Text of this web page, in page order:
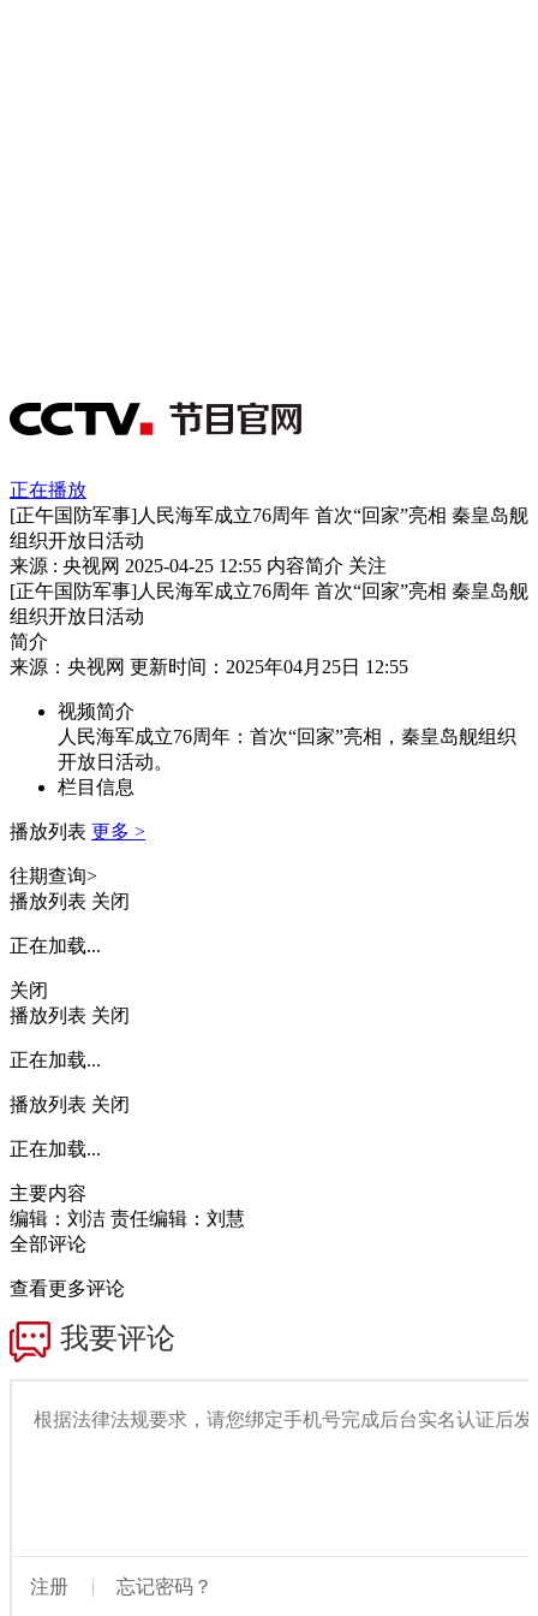
正在播放
[正午国防军事]人民海军成立76周年 首次“回家”亮相 秦皇岛舰
组织开放日活动
来源 : 央视网 2025-04-25 12:55 内容简介 关注
[正午国防军事]人民海军成立76周年 首次“回家”亮相 秦皇岛舰
组织开放日活动
简介
来源：央视网 更新时间：2025年04月25日 12:55
视频简介
人民海军成立76周年：首次“回家”亮相，秦皇岛舰组织
开放日活动。
栏目信息
播放列表 更多 >
往期查询>
播放列表 关闭
正在加载...
关闭
播放列表 关闭
正在加载...
播放列表 关闭
正在加载...
主要内容
编辑：刘洁 责任编辑：刘慧
全部评论
查看更多评论